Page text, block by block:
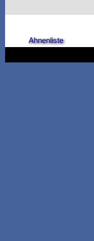
Ahnenliste